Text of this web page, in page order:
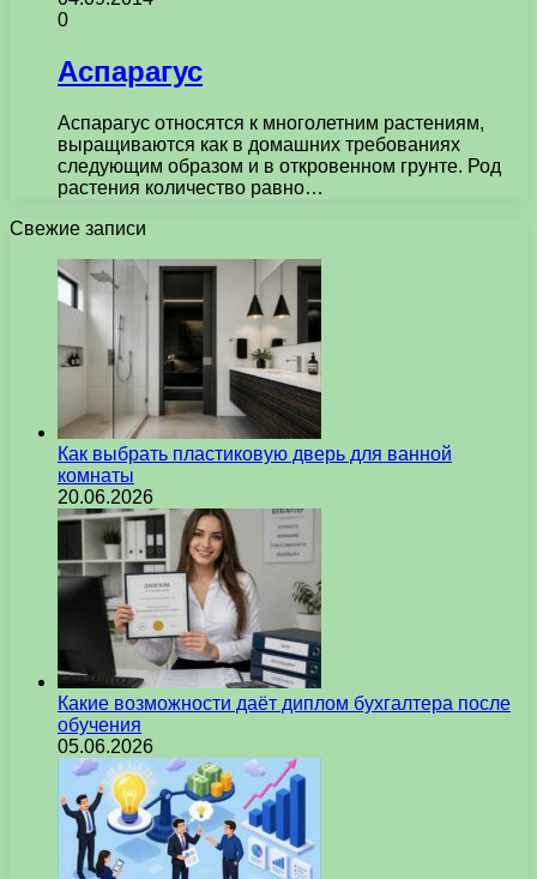
0
Аспарагус
Аспарагус относятся к многолетним растениям,
выращиваются как в домашних требованиях
следующим образом и в откровенном грунте. Род
растения количество равно…
Свежие записи
Как выбрать пластиковую дверь для ванной
комнаты
20.06.2026
Какие возможности даёт диплом бухгалтера после
обучения
05.06.2026